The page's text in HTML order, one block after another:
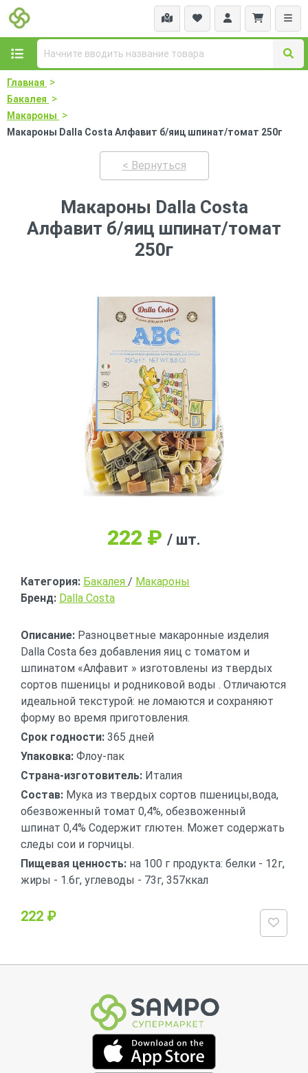
Главная >
Бакалея >
Макароны >
Макароны Dalla Costa Алфавит б/яиц шпинат/томат 250г
< Вернуться
Макароны Dalla Costa
Алфавит б/яиц шпинат/томат
250г
222 ₽ / шт.
Категория: Бакалея / Макароны
Бренд: Dalla Costa
Описание: Разноцветные макаронные изделия
Dalla Costa без добавления яиц с томатом и
шпинатом «Алфавит » изготовлены из твердых
сортов пшеницы и родниковой воды . Отличаются
идеальной текстурой: не ломаются и сохраняют
форму во время приготовления.
Срок годности: 365 дней
Упаковка: Флоу-пак
Страна-изготовитель: Италия
Состав: Мука из твердых сортов пшеницы,вода,
обезвоженный томат 0,4%, обезвоженный
шпинат 0,4% Содержит глютен. Может содержать
следы сои и горчицы.
Пищевая ценность: на 100 г продукта: белки - 12г,
жиры - 1.6г, углеводы - 73г, 357ккал
222 ₽